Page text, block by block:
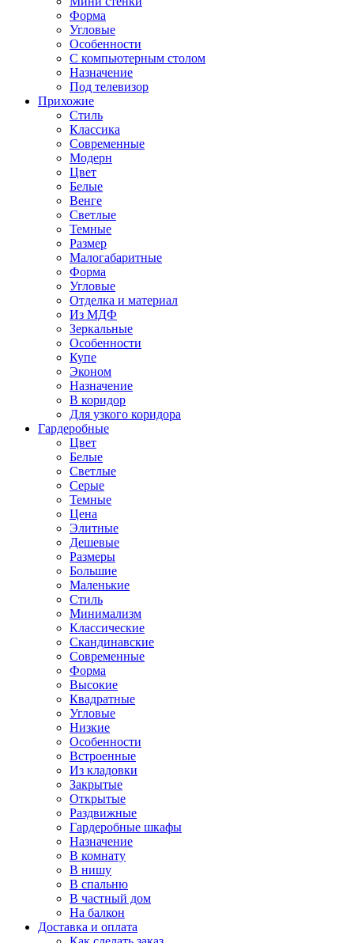
Форма
Угловые
Особенности
С компьютерным столом
Назначение
Под телевизор
Прихожие
Стиль
Классика
Современные
Модерн
Цвет
Белые
Венге
Светлые
Темные
Размер
Малогабаритные
Форма
Угловые
Отделка и материал
Из МДФ
Зеркальные
Особенности
Купе
Эконом
Назначение
В коридор
Для узкого коридора
Гардеробные
Цвет
Белые
Светлые
Серые
Темные
Цена
Элитные
Дешевые
Размеры
Большие
Маленькие
Стиль
Минимализм
Классические
Скандинавские
Современные
Форма
Высокие
Квадратные
Угловые
Низкие
Особенности
Встроенные
Из кладовки
Закрытые
Открытые
Раздвижные
Гардеробные шкафы
Назначение
В комнату
В нишу
В спальню
В частный дом
На балкон
Доставка и оплата